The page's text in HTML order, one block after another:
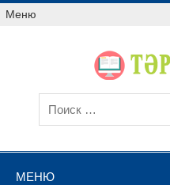
Меню
МЕНЮ